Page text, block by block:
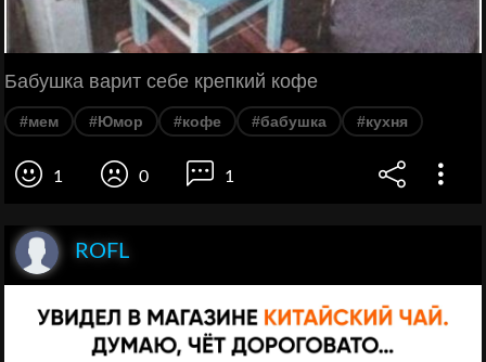
Бабушка варит себе крепкий кофе
#мем #Юмор #кофе #бабушка #кухня
1 0 1
ROFL